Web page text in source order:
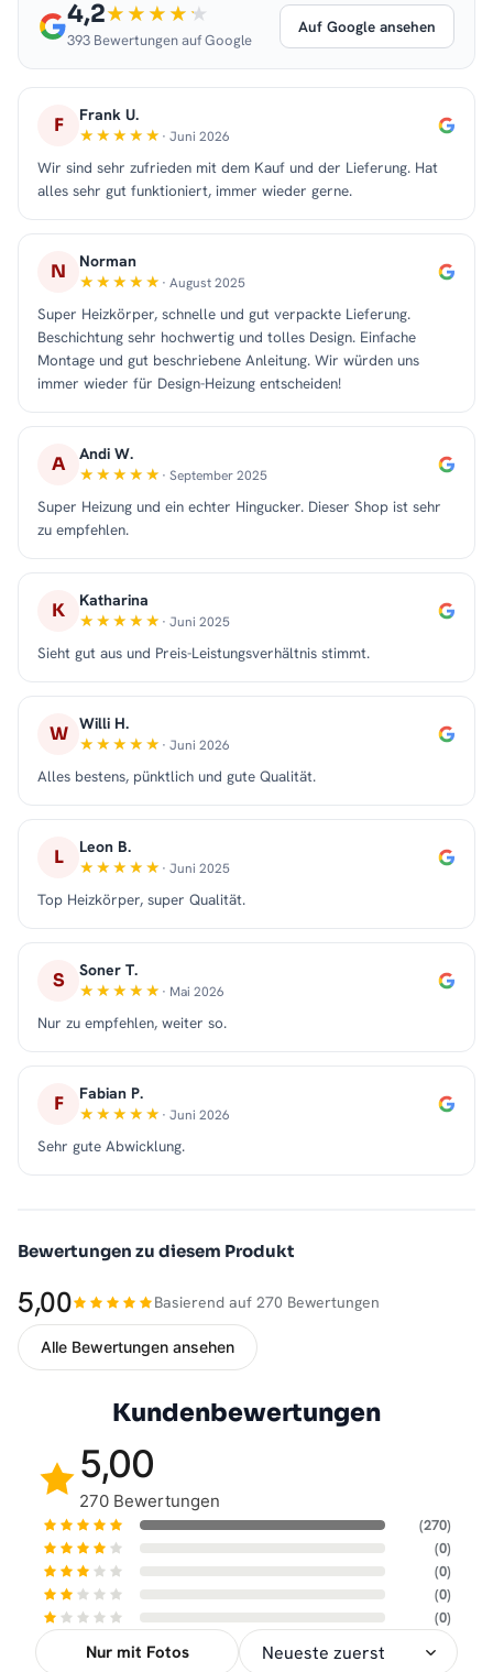
4,2
393 Bewertungen auf Google
Auf Google ansehen
F Frank U.
· Juni 2026
Wir sind sehr zufrieden mit dem Kauf und der Lieferung. Hat
alles sehr gut funktioniert, immer wieder gerne.
N Norman
· August 2025
Super Heizkörper, schnelle und gut verpackte Lieferung.
Beschichtung sehr hochwertig und tolles Design. Einfache
Montage und gut beschriebene Anleitung. Wir würden uns
immer wieder für Design-Heizung entscheiden!
A Andi W.
· September 2025
Super Heizung und ein echter Hingucker. Dieser Shop ist sehr
zu empfehlen.
K Katharina
· Juni 2025
Sieht gut aus und Preis-Leistungsverhältnis stimmt.
W Willi H.
· Juni 2026
Alles bestens, pünktlich und gute Qualität.
L Leon B.
· Juni 2025
Top Heizkörper, super Qualität.
S Soner T.
· Mai 2026
Nur zu empfehlen, weiter so.
F Fabian P.
· Juni 2026
Sehr gute Abwicklung.
Bewertungen zu diesem Produkt
5,00 Basierend auf 270 Bewertungen
Alle Bewertungen ansehen
Kundenbewertungen
5,00
270 Bewertungen
(270)
(0)
(0)
(0)
(0)
Nur mit Fotos